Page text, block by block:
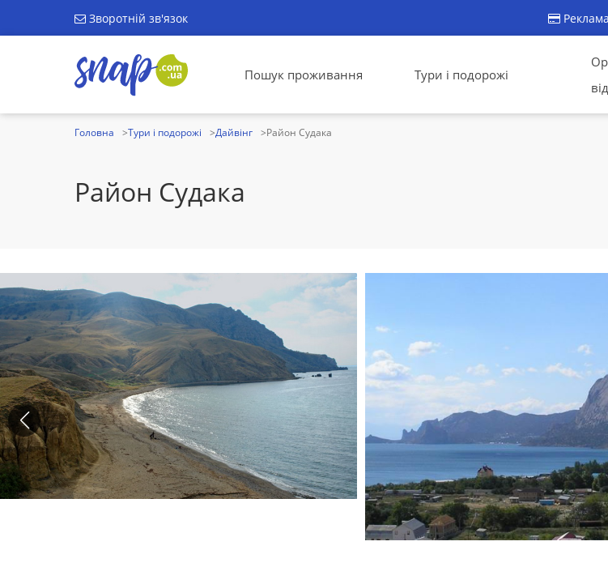
Зворотній зв'язок
Пошук проживання Тури і подорожі
Головна Тури і подорожі Дайвінг Район Судака
Район Судака